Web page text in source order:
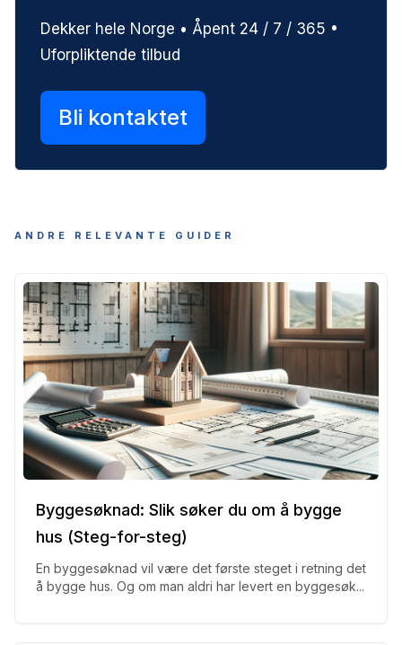
Dekker hele Norge • Åpent 24 / 7 / 365 •
Uforpliktende tilbud
Bli kontaktet
ANDRE RELEVANTE GUIDER
Byggesøknad: Slik søker du om å bygge
hus (Steg-for-steg)
En byggesøknad vil være det første steget i retning det
å bygge hus. Og om man aldri har levert en byggesøk...